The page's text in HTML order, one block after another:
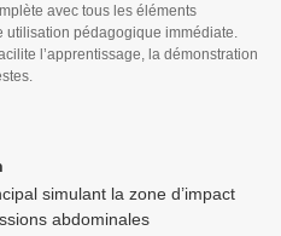
avec tous les éléments
utilisation pédagogique immédiate.
l’apprentissage, la démonstration
simulant la zone d’impact
abdominales